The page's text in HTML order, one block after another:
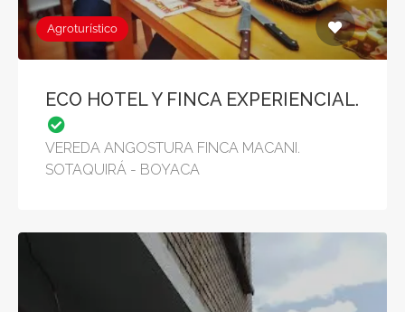
Agroturístico
ECO HOTEL Y FINCA EXPERIENCIAL.
VEREDA ANGOSTURA FINCA MACANI.
SOTAQUIRÁ - BOYACA